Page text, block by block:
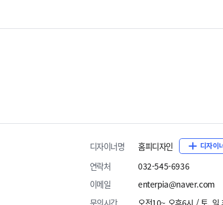
디자이너명 홈피디자인 디자이
연락처
032-545-6936
이메일
enterpia@naver.com